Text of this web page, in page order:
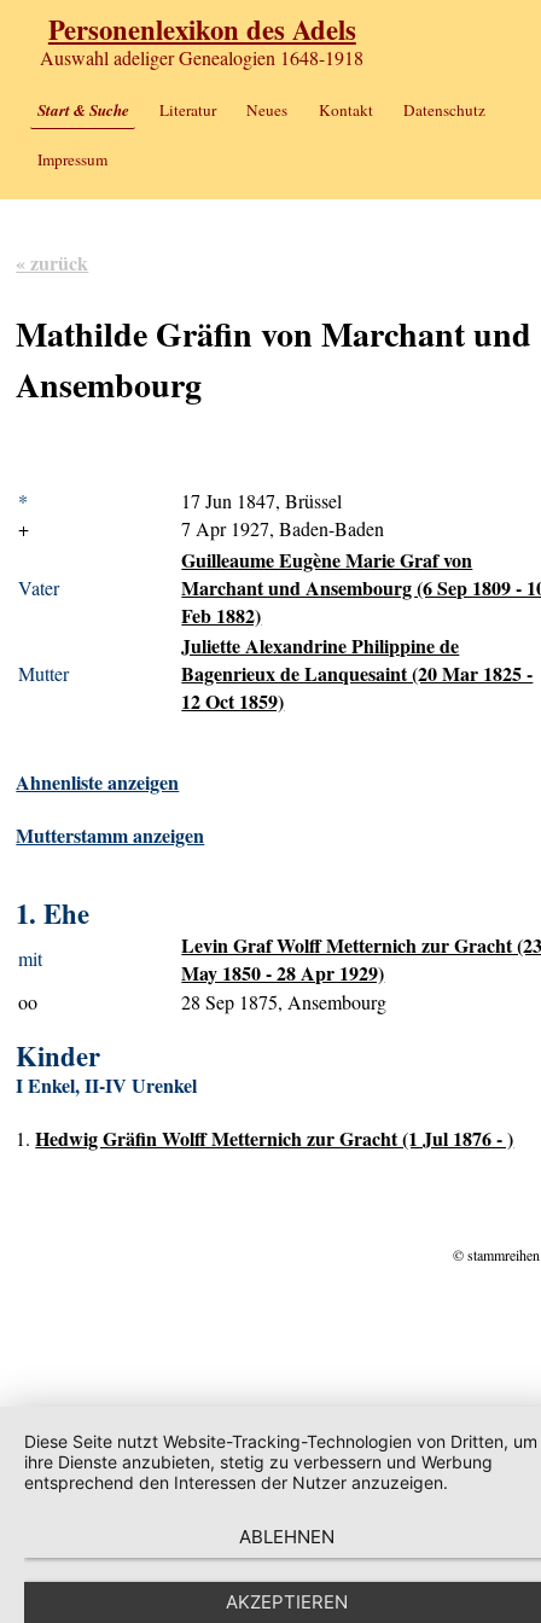
Personenlexikon des Adels
Auswahl adeliger Genealogien 1648-1918
Start & Suche Literatur Neues Kontakt Datenschutz
Impressum
« zurück
Mathilde Gräfin von Marchant und
Ansembourg
*
17 Jun 1847, Brüssel
+
7 Apr 1927, Baden-Baden
Vater
Guilleaume Eugène Marie Graf von
Marchant und Ansembourg (6 Sep 1809 -
Feb 1882)
Mutter
Juliette Alexandrine Philippine de
Bagenrieux de Lanquesaint (20 Mar 1825 -
12 Oct 1859)
Ahnenliste anzeigen
Mutterstamm anzeigen
1. Ehe
mit
Levin Graf Wolff Metternich zur Gracht
May 1850 - 28 Apr 1929)
oo 28 Sep 1875, Ansembourg
Kinder
I Enkel, II-IV Urenkel
1.Hedwig Gräfin Wolff Metternich zur Gracht (1 Jul 1876 - )
©
Diese Seite nutzt Website-Tracking-Technologien von Dritten, um
ihre Dienste anzubieten, stetig zu verbessern und Werbung
entsprechend den Interessen der Nutzer anzuzeigen.
ABLEHNEN
AKZEPTIEREN